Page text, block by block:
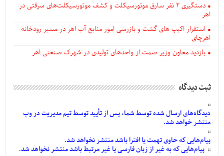
دستگيری ۲ نفر سارق موتورسیکلت و کشف موتورسیکلت‌های سرقتی در
اهر
استقرار اکیپ های گشت و بازرسی امور منابع آب اهر در مسیر رودخانه
اهرچای
بازدید معاون وزیر صمت از واحدهای تولیدی در شهرک صنعتی اهر
ثبت دیدگاه
دیدگاه‌هایارسالشدهتوسط شما، پس ازتأییدتوسط تیم مدیریت در وب
منتشر خواهد شد.
پیام‌هاییکه حاوی تهمت یا افترا باشد منتشر نخواهد شد.
پیام‌هاییکه به غیر از زبان فارسی یا غیر مرتبط باشد منتشر نخواهد شد.